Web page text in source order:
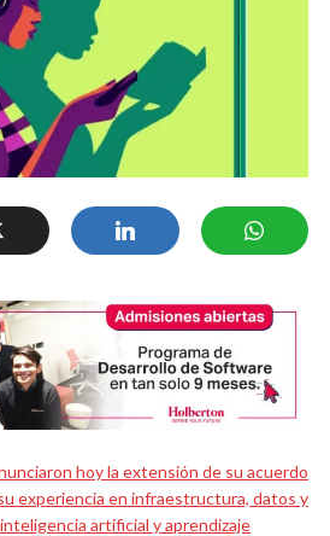
hoy la extensión de su acuerdo
experiencia en infraestructura, datos y
artificial y aprendizaje